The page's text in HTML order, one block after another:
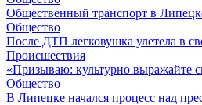
Общественный транспорт в
Общество
После ДТП легковушка улетела в
Происшествия
«Призываю: культурно выражайте
Общество
В Липецке начался процесс над